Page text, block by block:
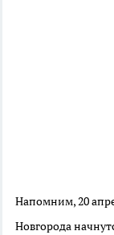
Напомним, 20
Новгорода